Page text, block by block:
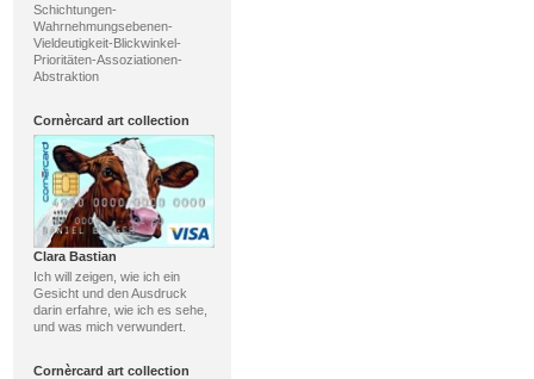
Schichtungen-
Wahrnehmungsebenen-
Vieldeutigkeit-Blickwinkel-
Prioritäten-Assoziationen-
Abstraktion
Cornèrcard art collection
Clara Bastian
Ich will zeigen, wie ich ein
Gesicht und den Ausdruck
darin erfahre, wie ich es sehe,
und was mich verwundert.
Cornèrcard art collection